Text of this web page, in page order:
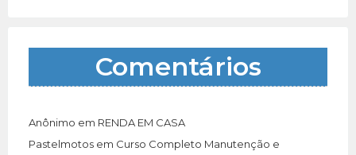
Comentários
Anônimo em RENDA EM CASA
Pastelmotos em Curso Completo Manutenção e